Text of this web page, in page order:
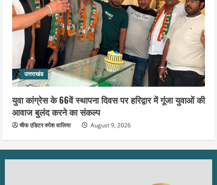
उत्तराखंड
युवा कांग्रेस के 66वें स्थापना दिवस पर हरिद्वार में गूंजा युवाओं की
आवाज बुलंद करने का संकल्प
चीफ एडिटर रुपेश वालिया August 9, 2026